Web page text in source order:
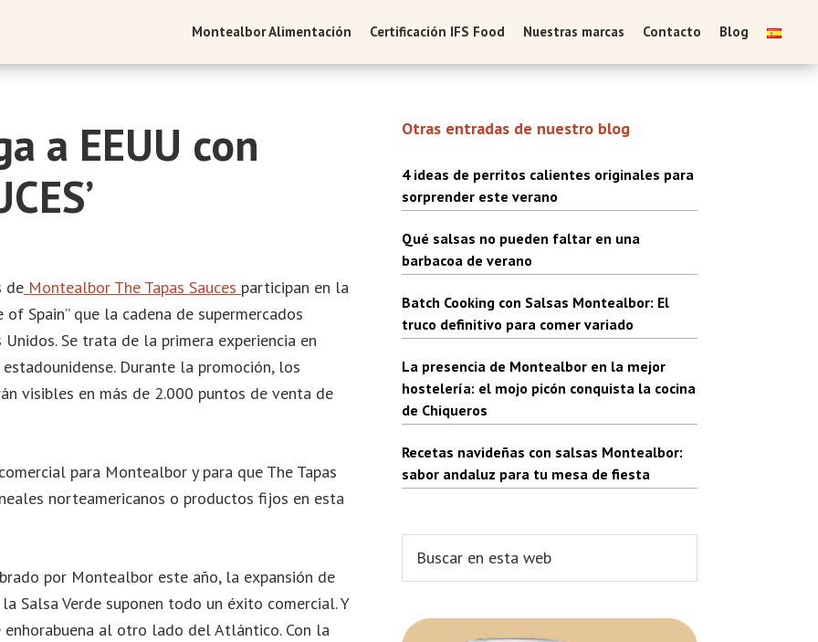
Montealbor Alimentación Certificación IFS Food Nuestras marcas Contacto Blog
a EEUU con
de Montealbor The Tapas Sauces participan en la
Spain” que la cadena de supermercados
Se trata de la primera experiencia en
Durante la promoción, los
visibles en más de 2.000 puntos de venta de
para Montealbor y para que The Tapas
norteamericanos o productos fijos en esta
por Montealbor este año, la expansión de
Salsa Verde suponen todo un éxito comercial. Y
al otro lado del Atlántico. Con la
Barra
lateral
principal
Otras entradas de nuestro blog
4 ideas de perritos calientes originales para
sorprender este verano
Qué salsas no pueden faltar en una
barbacoa de verano
Batch Cooking con Salsas Montealbor: El
truco definitivo para comer variado
La presencia de Montealbor en la mejor
hostelería: el mojo picón conquista la cocina
de Chiqueros
Recetas navideñas con salsas Montealbor:
sabor andaluz para tu mesa de fiesta